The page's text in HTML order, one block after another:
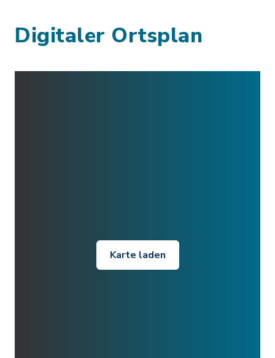
Digitaler Ortsplan
Karte laden